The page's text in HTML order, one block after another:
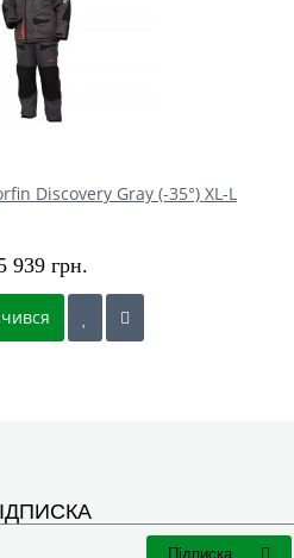
Discovery Gray (-35°) XL-L
939 грн.
Підписка